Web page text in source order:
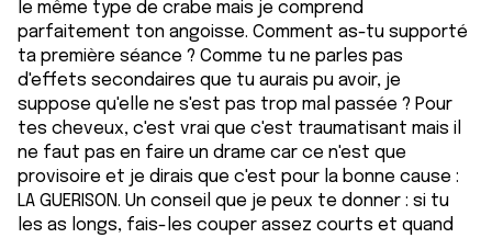
le même type de crabe mais je comprend
parfaitement ton angoisse. Comment as-tu supporté
ta première séance ? Comme tu ne parles pas
d'effets secondaires que tu aurais pu avoir, je
suppose qu'elle ne s'est pas trop mal passée ? Pour
tes cheveux, c'est vrai que c'est traumatisant mais il
ne faut pas en faire un drame car ce n'est que
provisoire et je dirais que c'est pour la bonne cause :
LA GUERISON. Un conseil que je peux te donner : si tu
les as longs, fais-les couper assez courts et quand